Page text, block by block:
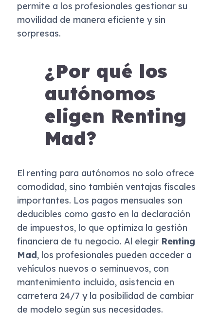
permite a los profesionales gestionar su
movilidad de manera eficiente y sin
sorpresas.
¿Por qué los
autónomos
eligen Renting
Mad?
El renting para autónomos no solo ofrece
comodidad, sino también ventajas fiscales
importantes. Los pagos mensuales son
deducibles como gasto en la declaración
de impuestos, lo que optimiza la gestión
financiera de tu negocio. Al elegir Renting
Mad, los profesionales pueden acceder a
vehículos nuevos o seminuevos, con
mantenimiento incluido, asistencia en
carretera 24/7 y la posibilidad de cambiar
de modelo según sus necesidades.